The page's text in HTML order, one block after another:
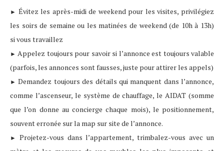
► Évitez les après-midi de weekend pour les visites, privilégiez
les soirs de semaine ou les matinées de weekend (de 10h à 13h)
si vous travaillez
► Appelez toujours pour savoir si l’annonce est toujours valable
(parfois, les annonces sont fausses, juste pour attirer les appels)
► Demandez toujours des détails qui manquent dans l’annonce,
comme l’ascenseur, le système de chauffage, le AIDAT (somme
que l’on donne au concierge chaque mois), le positionnement,
souventerronée sur la map sur site de l’annonce.
►
Projetez-vous dans l’appartement, trimbalez-vous avec un